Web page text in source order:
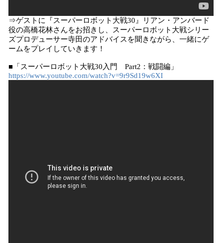
⇒ゲストに『スーパーロボット大戦30』リアン・アンバード
役の高橋花林さんをお招きし、スーパーロボット大戦シリー
ズプロデューサー寺田のアドバイスを聞きながら、一緒にゲ
ームをプレイしていきます！
■「スーパーロボット大戦30入門 Part2：戦闘編」
https://www.youtube.com/watch?v=9r9Sd19w6XI